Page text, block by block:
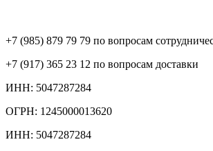
+7 (985) 879 79 79 по вопросам
+7 (917) 365 23 12 по вопросам доставки
ИНН: 5047287284
ОГРН: 1245000013620
ИНН: 5047287284